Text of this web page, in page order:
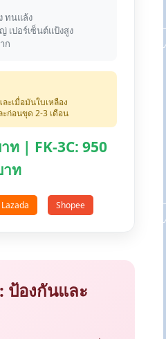
ทนแล้ง
เปอร์เซ็นต์แป้งสูง
ก
ะเมื่อมันใบเหลือง
ะก่อนขุด 2-3 เดือน
ท | FK-3C: 950
ท
Lazada Shopee
องกันและ